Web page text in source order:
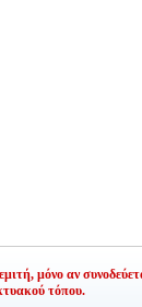
μόνο αν
τόπου.